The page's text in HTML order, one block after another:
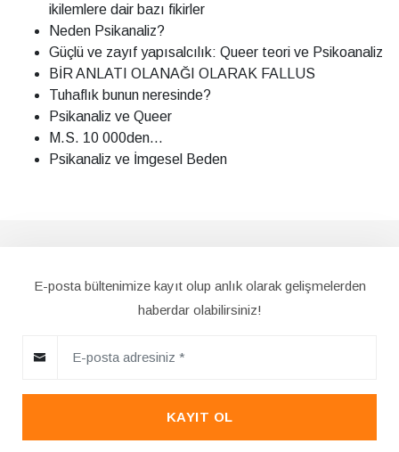
ikilemlere dair bazı fikirler
Neden Psikanaliz?
Güçlü ve zayıf yapısalcılık: Queer teori ve Psikoanaliz
BİR ANLATI OLANAĞI OLARAK FALLUS
Tuhaflık bunun neresinde?
Psikanaliz ve Queer
M.S. 10 000den...
Psikanaliz ve İmgesel Beden
E-posta bültenimize kayıt olup anlık olarak gelişmelerden
haberdar olabilirsiniz!
KAYIT OL